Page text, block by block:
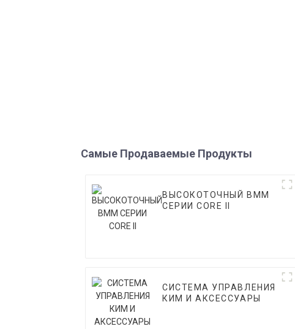
Самые Продаваемые Продукты
ВЫСОКОТОЧНЫЙ ВММ
СЕРИИ CORE II
СИСТЕМА УПРАВЛЕНИЯ
КИМ И АКСЕССУАРЫ